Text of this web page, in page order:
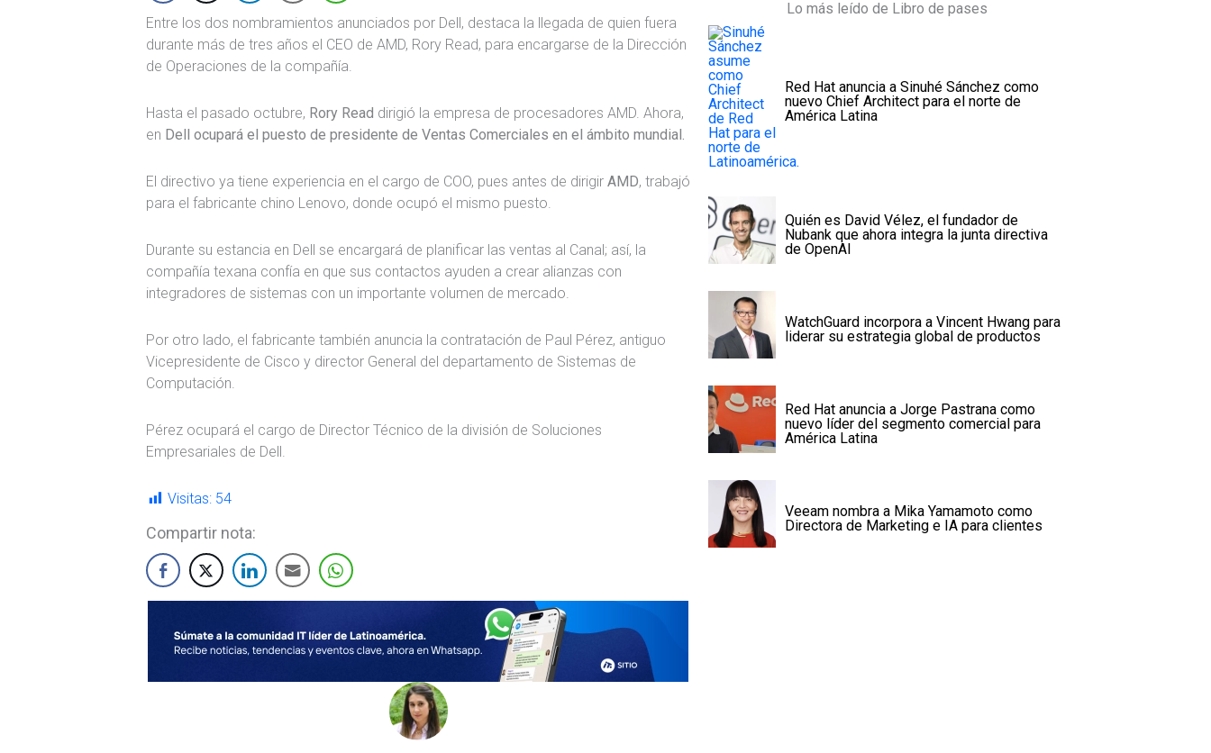
Entre los dos nombramientos anunciados por Dell, destaca la llegada de quien fuera
durante más de tres años el CEO de AMD, Rory Read, para encargarse de la Dirección
de Operaciones de la compañía.
Hasta el pasado octubre, Rory Read dirigió la empresa de procesadores AMD. Ahora,
en Dell ocupará el puesto de presidente de Ventas Comerciales en el ámbito mundial.
El directivo ya tiene experiencia en el cargo de COO, pues antes de dirigir AMD, trabajó
para el fabricante chino Lenovo, donde ocupó el mismo puesto.
Durante su estancia en Dell se encargará de planificar las ventas al Canal; así, la
compañía texana confía en que sus contactos ayuden a crear alianzas con
integradores de sistemas con un importante volumen de mercado.
Por otro lado, el fabricante también anuncia la contratación de Paul Pérez, antiguo
Vicepresidente de Cisco y director General del departamento de Sistemas de
Computación.
Pérez ocupará el cargo de Director Técnico de la división de Soluciones
Empresariales de Dell.
Visitas: 54
Compartir nota:
Lo más leído de Libro de pases
Red Hat anuncia a Sinuhé Sánchez como
nuevo Chief Architect para el norte de
América Latina
Quién es David Vélez, el fundador de
Nubank que ahora integra la junta directiva
de OpenAI
WatchGuard incorpora a Vincent Hwang para
liderar su estrategia global de productos
Red Hat anuncia a Jorge Pastrana como
nuevo líder del segmento comercial para
América Latina
Veeam nombra a Mika Yamamoto como
Directora de Marketing e IA para clientes